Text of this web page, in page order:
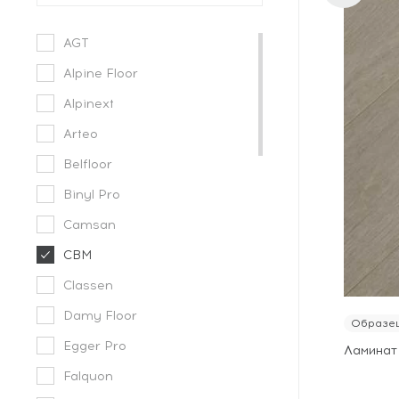
AGT
Alpine Floor
Alpinext
Arteo
Belfloor
Binyl Pro
Camsan
CBM
Classen
Damy Floor
Egger Pro
Falquon